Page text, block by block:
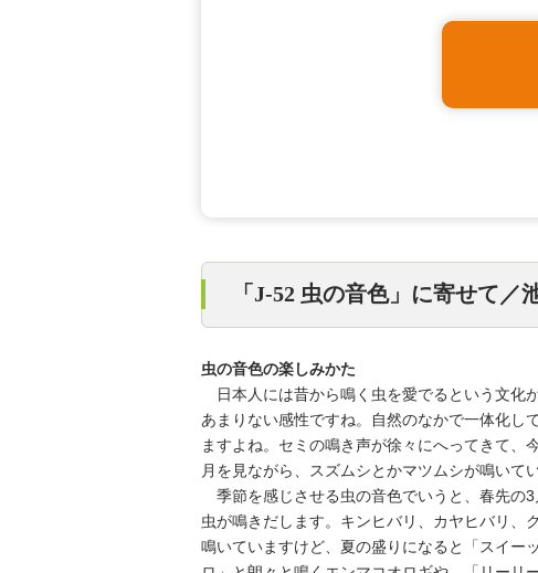
「J-52 虫の音色」に寄せて／
虫の音色の楽しみかた
日本人には昔から鳴く虫を愛でるという文化
あまりない感性ですね。自然のなかで一体化し
ますよね。セミの鳴き声が徐々にへってきて
月を見ながら、スズムシとかマツムシが鳴いて
季節を感じさせる虫の音色でいうと、春先の
虫が鳴きだします。キンヒバリ、カヤヒバリ
鳴いていますけど、夏の盛りになると「スイー